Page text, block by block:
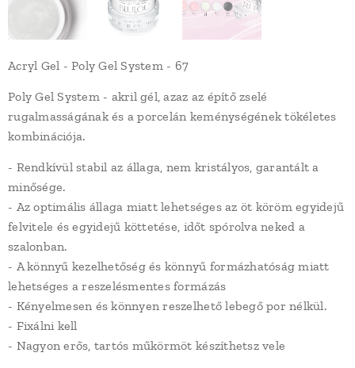
Acryl Gel - Poly Gel System - 67
Poly Gel System - akril gél, azaz az építő zselé
rugalmasságának és a porcelán keménységének tökéletes
kombinációja.
- Rendkívül stabil az állaga, nem kristályos, garantált a
minősége.
- Az optimális állaga miatt lehetséges az öt köröm egyidejű
felvitele és egyidejű köttetése, időt spórolva neked a
szalonban.
- A könnyű kezelhetőség és könnyű formázhatóság miatt
lehetséges a reszelésmentes formázás
- Kényelmesen és könnyen reszelhető lebegő por nélkül.
- Fixálni kell
- Nagyon erős, tartós műkörmöt készíthetsz vele